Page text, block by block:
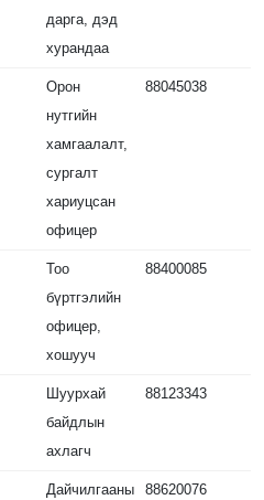
дарга, дэд
хурандаа
Орон
нутгийн
хамгаалалт,
сургалт
хариуцсан
офицер
88045038
Тоо
бүртгэлийн
офицер,
хошууч
88400085
Шуурхай
байдлын
ахлагч
88123343
Дайчилгааны
88620076